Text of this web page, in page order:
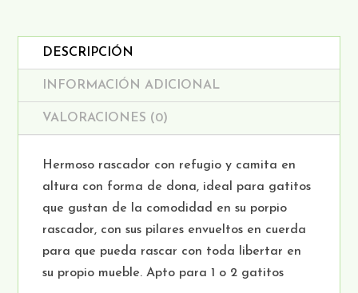
DESCRIPCIÓN
INFORMACIÓN ADICIONAL
VALORACIONES (0)
Hermoso rascador con refugio y camita en
altura con forma de dona, ideal para gatitos
que gustan de la comodidad en su porpio
rascador, con sus pilares envueltos en cuerda
para que pueda rascar con toda libertar en
su propio mueble. Apto para 1 o 2 gatitos